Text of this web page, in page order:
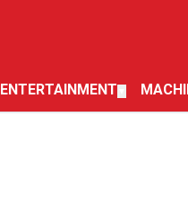
ENTERTAINMENT